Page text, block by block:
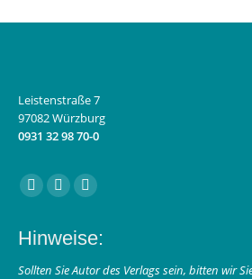
Leistenstraße 7
97082 Würzburg
0931 32 98 70-0
Finden Sie uns auf:
Facebook
opens
in
Instagram
opens
in
E-
page
opens
Hinweise:
Sollten Sie Autor des Verlags sein, bitten wir